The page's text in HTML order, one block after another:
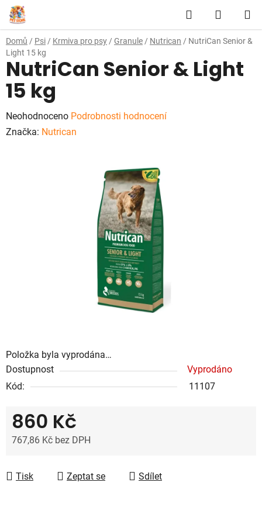
Přejít
na
obsah
Hledat
KOŠÍK
Domů / Psi / Krmiva pro psy / Granule / Nutrican / NutriCan Senior &
Light 15 kg
Položka byla vyprodána…
Dostupnost
Vyprodáno
Kód:
11107
860 Kč
767,86 Kč bez DPH
Tisk
Zeptat se Sdílet
NutriCan Senior & Light
15 kg
Průměrné
hodnocení
Neohodnoceno Podrobnosti hodnocení
Značka: Nutrican